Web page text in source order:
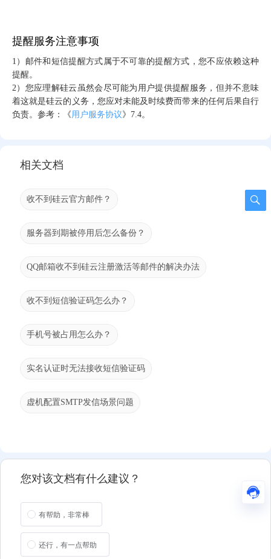
提醒服务注意事项
1）邮件和短信提醒方式属于不可靠的提醒方式，您不应依赖这种
提醒。
2）您应理解硅云虽然会尽可能为用户提供提醒服务，但并不意味
着这就是硅云的义务，您应对未能及时续费而带来的任何后果自行
负责。 参考：《用户服务协议》7.4。
相关文档
收不到硅云官方邮件？
服务器到期被停用后怎么备份？
QQ邮箱收不到硅云注册激活等邮件的解决办法
收不到短信验证码怎么办？
手机号被占用怎么办？
实名认证时无法接收短信验证码
虚机配置SMTP发信场景问题
您对该文档有什么建议？
有帮助，非常棒
还行，有一点帮助